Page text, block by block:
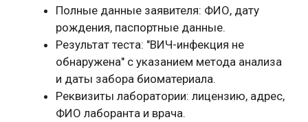
Полные данные заявителя: ФИО, дату
рождения, паспортные данные.
Результат теста: "ВИЧ-инфекция не
обнаружена" с указанием метода анализа
и даты забора биоматериала.
Реквизиты лаборатории: лицензию, адрес,
ФИО лаборанта и врача.